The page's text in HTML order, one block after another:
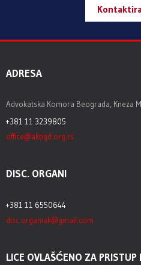
ADRESA
Advokatska Komora Beograda, Kneza
+381 11 3239805
office@akbgd.org.rs
DISC. ORGANI
+381 11 6550644
disc.organiak@gmail.com
LICE OVLAŠĆENO ZA